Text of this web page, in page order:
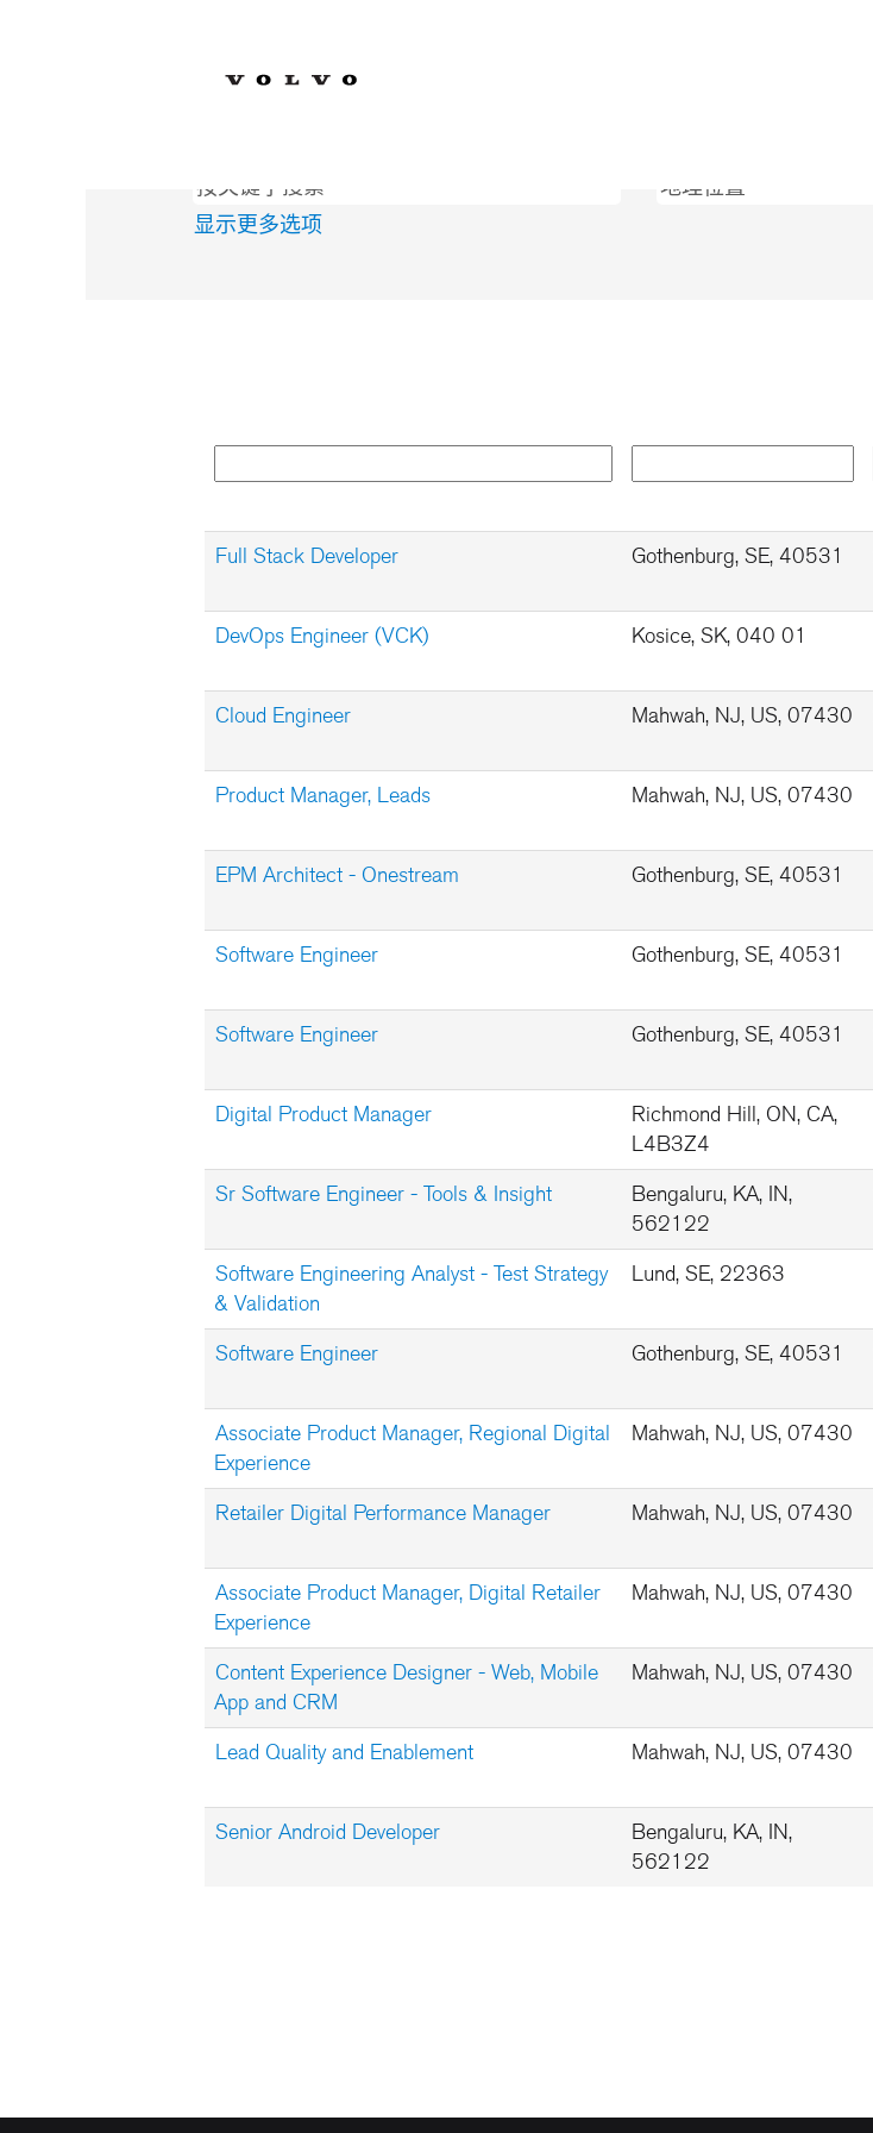
显示更多选项
Full Stack Developer
Gothenburg, SE, 40531
DevOps Engineer (VCK)
Kosice, SK, 040 01
Cloud Engineer
Mahwah, NJ, US, 07430
Product Manager, Leads
Mahwah, NJ, US, 07430
EPM Architect - Onestream
Gothenburg, SE, 40531
Software Engineer
Gothenburg, SE, 40531
Software Engineer
Gothenburg, SE, 40531
Digital Product Manager
Richmond Hill, ON, CA,
L4B3Z4
Sr Software Engineer - Tools & Insight
Bengaluru, KA, IN,
562122
Software Engineering Analyst - Test Strategy
& Validation
Lund, SE, 22363
Software Engineer
Gothenburg, SE, 40531
Associate Product Manager, Regional Digital
Experience
Mahwah, NJ, US, 07430
Retailer Digital Performance Manager
Mahwah, NJ, US, 07430
Associate Product Manager, Digital Retailer
Experience
Mahwah, NJ, US, 07430
Content Experience Designer - Web, Mobile
App and CRM
Mahwah, NJ, US, 07430
Lead Quality and Enablement
Mahwah, NJ, US, 07430
Senior Android Developer
Bengaluru, KA, IN,
562122